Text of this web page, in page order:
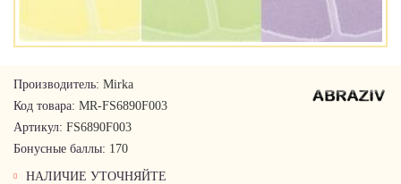
Производитель: Mirka
Код товара: MR-FS6890F003
Артикул: FS6890F003
Бонусные баллы: 170
НАЛИЧИЕ УТОЧНЯЙТЕ